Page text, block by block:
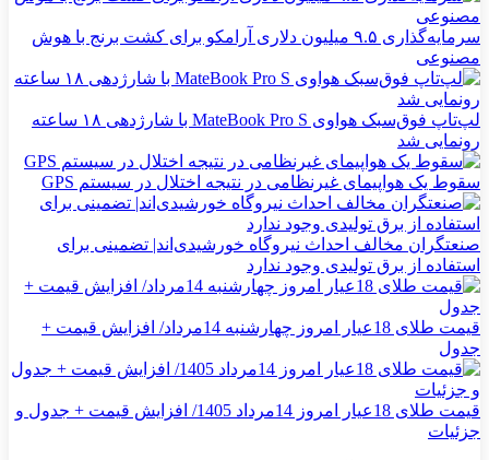
سرمایه‌گذاری ۹.۵ میلیون دلاری آرامکو برای کشت برنج با هوش
مصنوعی
لپ‌تاپ فوق‌سبک هواوی MateBook Pro S با شارژدهی ۱۸ ساعته
رونمایی شد
سقوط یک هواپیمای غیرنظامی در نتیجه اختلال در سیستم‌ GPS
صنعتگران مخالف احداث نیروگاه خورشیدی‌اند| تضمینی برای
استفاده از برق تولیدی وجود ندارد
قیمت طلای 18عیار امروز چهارشنبه 14مرداد/ افزایش قیمت +
جدول
قیمت طلای 18عیار امروز 14مرداد 1405/ افزایش قیمت + جدول و
جزئیات